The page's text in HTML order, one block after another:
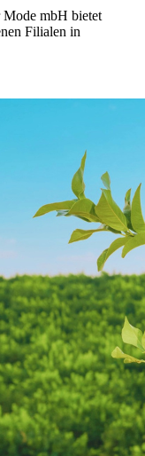
mbH bietet
Filialen in